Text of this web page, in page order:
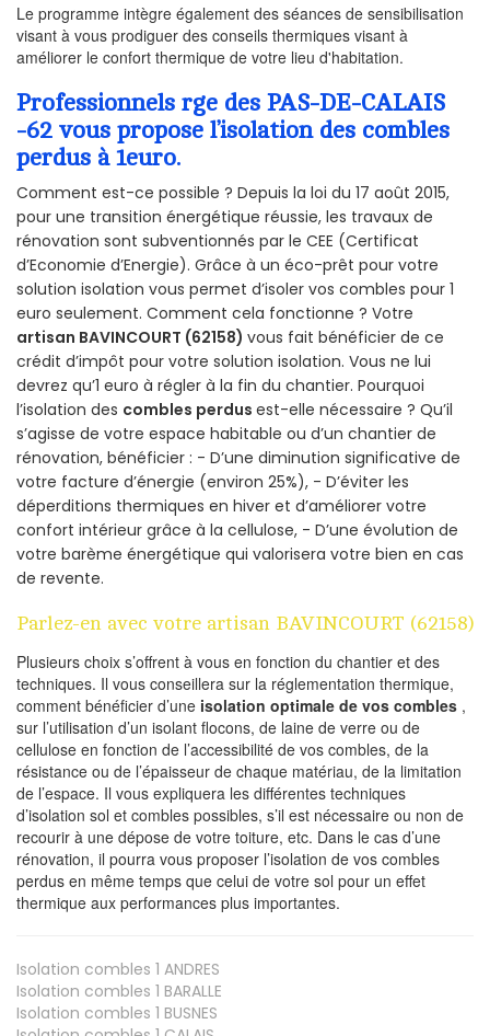
Le programme intègre également des séances de sensibilisation
visant à vous prodiguer des conseils thermiques visant à
améliorer le confort thermique de votre lieu d'habitation.
Professionnels rge des PAS-DE-CALAIS
-62 vous propose l’isolation des combles
perdus à 1euro.
Comment est-ce possible ? Depuis la loi du 17 août 2015,
pour une transition énergétique réussie, les travaux de
rénovation sont subventionnés par le CEE (Certificat
d’Economie d’Energie). Grâce à un éco-prêt pour votre
solution isolation vous permet d’isoler vos combles pour 1
euro seulement. Comment cela fonctionne ? Votre
artisan BAVINCOURT (62158) vous fait bénéficier de ce
crédit d’impôt pour votre solution isolation. Vous ne lui
devrez qu’1 euro à régler à la fin du chantier. Pourquoi
l’isolation des combles perdus est-elle nécessaire ? Qu’il
s’agisse de votre espace habitable ou d’un chantier de
rénovation, bénéficier : - D’une diminution significative de
votre facture d’énergie (environ 25%), - D’éviter les
déperditions thermiques en hiver et d’améliorer votre
confort intérieur grâce à la cellulose, - D’une évolution de
votre barème énergétique qui valorisera votre bien en cas
de revente.
Parlez-en avec votre artisan BAVINCOURT (62158)
Plusieurs choix s’offrent à vous en fonction du chantier et des
techniques. Il vous conseillera sur la réglementation thermique,
comment bénéficier d’une isolation optimale de vos combles ,
sur l’utilisation d’un isolant flocons, de laine de verre ou de
cellulose en fonction de l’accessibilité de vos combles, de la
résistance ou de l’épaisseur de chaque matériau, de la limitation
de l’espace. Il vous expliquera les différentes techniques
d’isolation sol et combles possibles, s’il est nécessaire ou non de
recourir à une dépose de votre toiture, etc. Dans le cas d’une
rénovation, il pourra vous proposer l’isolation de vos combles
perdus en même temps que celui de votre sol pour un effet
thermique aux performances plus importantes.
Isolation combles 1 ANDRES
Isolation combles 1 BARALLE
Isolation combles 1 BUSNES